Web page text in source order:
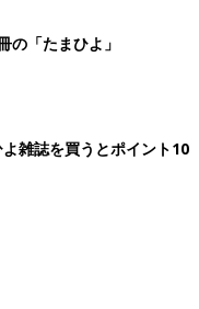
の「たまひよ」
雑誌を買うとポイント10